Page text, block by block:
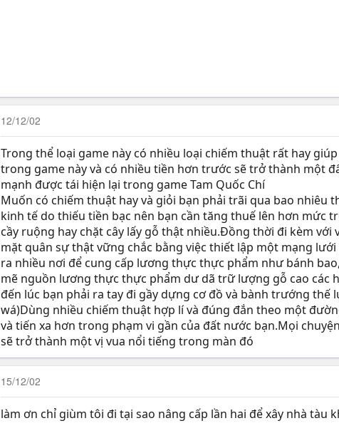
12/12/02
Trong thể loại game này có nhiều loại chiếm thuật rất hay
trong game này và có nhiều tiền hơn trước sẽ trở thành một
mạnh được tái hiện lại trong game Tam Quốc Chí
Muốn có chiếm thuật hay và giỏi bạn phải trãi qua bao
kinh tế do thiếu tiền bạc nên bạn cần tăng thuế lên hơn mức
cầy ruộng hay chặt cây lấy gỗ thật nhiều.Đồng thời đi kèm
mặt quân sự thật vững chắc bằng việc thiết lập một mạng
ra nhiều nơi để cung cấp lương thực thực phẩm như bánh
mẽ nguồn lương thực thực phẩm dư dã trữ lượng gỗ cao các
đến lúc bạn phải ra tay đi gầy dựng cơ đồ và bành trướng
wá)Dùng nhiều chiếm thuật hợp lí và đúng đắn theo một
và tiến xa hơn trong phạm vi gần của đất nước bạn.Mọi
sẽ trở thành một vị vua nổi tiếng trong màn đó
15/12/02
làm ơn chỉ giùm tôi đi tại sao nâng cấp lần hai để xây nhà